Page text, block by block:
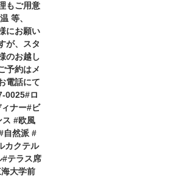
もご用意
等、
にお願い
が、スタ
のお越し
予約はメ
電話にて
0025#ロ
ナー#ビ
#欧風
自然派 #
カクテル
#テラス席
大学前